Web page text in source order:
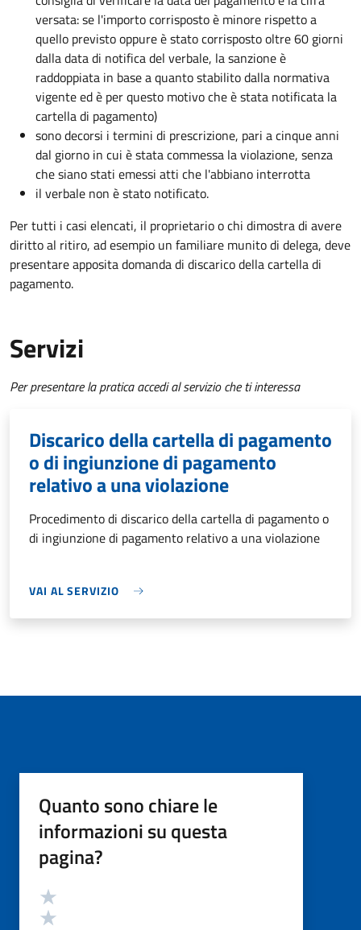
versata: se l'importo corrisposto è minore rispetto a
quello previsto oppure è stato corrisposto oltre 60 giorni
dalla data di notifica del verbale, la sanzione è
raddoppiata in base a quanto stabilito dalla normativa
vigente ed è per questo motivo che è stata notificata la
cartella di pagamento)
sono decorsi i termini di prescrizione, pari a cinque anni
dal giorno in cui è stata commessa la violazione, senza
che siano stati emessi atti che l'abbiano interrotta
il verbale non è stato notificato.
Per tutti i casi elencati, il proprietario o chi dimostra di avere
diritto al ritiro, ad esempio un familiare munito di delega, deve
presentare apposita domanda di discarico della cartella di
pagamento.
Servizi
Per presentare la pratica accedi al servizio che ti interessa
Discarico della cartella di pagamento
o di ingiunzione di pagamento
relativo a una violazione
Procedimento di discarico della cartella di pagamento o
di ingiunzione di pagamento relativo a una violazione
VAI AL SERVIZIO
Quanto sono chiare le
informazioni su questa
pagina?
Valutazione